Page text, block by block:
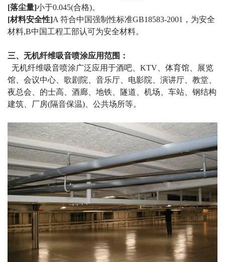
[落尘量]小于0.045(合格)。
[材料安全性]A 符合中国强制性标准GB18583-2001，为安全
材料,B中国工程工部认可为安全材料。
三、无机纤维吸音喷涂应用范围：
无机纤维吸音喷涂广泛应用于酒吧、KTV、体育馆、展览
馆、会议中心、歌剧院、音乐厅、电影院、演讲厅、教堂、
夜总会、的士高、酒廊、地铁、隧道、机场、车站、钢结构
建筑、厂房(隔音保温)、公共场所等。